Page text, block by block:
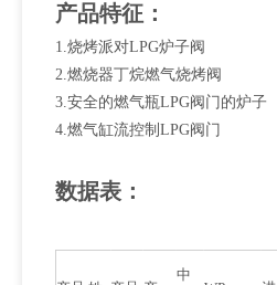
产品特征：
1.烧烤派对LPG炉子阀
2.燃烧器丁烷燃气烧烤阀
3.安全的燃气瓶LPG阀门的炉子
4.燃气缸流控制LPG阀门
数据表：
中